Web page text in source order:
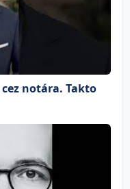
notára. Takto